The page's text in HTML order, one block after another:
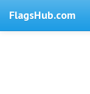
FlagsHub.com